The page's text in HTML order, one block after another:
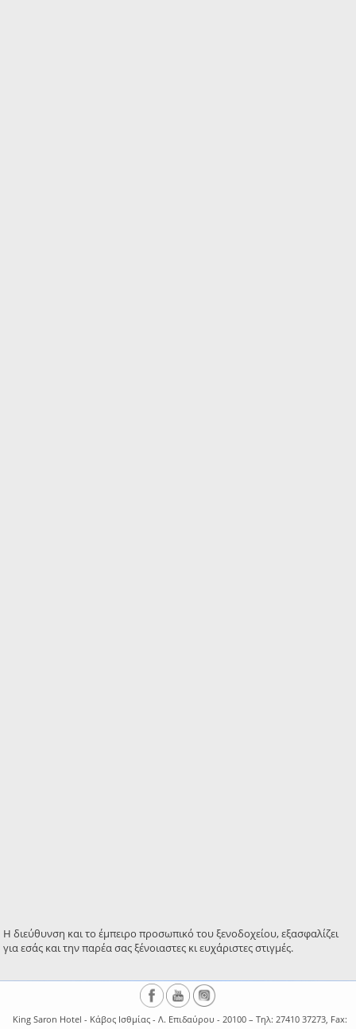
Η διεύθυνση και το έμπειρο προσωπικό του ξενοδοχείου, εξασφαλίζει
για εσάς και την παρέα σας ξένοιαστες κι ευχάριστες στιγμές.
King Saron Hotel - Κάβος Ισθμίας - Λ. Επιδαύρου - 20100 – Τηλ: 27410 37273, Fax: